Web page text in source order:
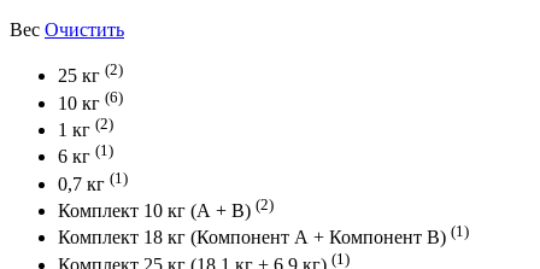
Вес Очистить
25 кг (2)
10 кг (6)
1 кг (2)
6 кг (1)
0,7 кг (1)
Комплект 10 кг (А + В) (2)
Комплект 18 кг (Компонент А + Компонент В) (1)
Комплект 25 кг (18,1 кг + 6,9 кг) (1)